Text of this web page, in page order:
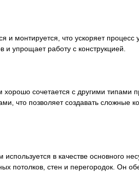
и монтируется, что ускоряет процесс
и упрощает работу с конструкцией.
сочетается с другими типами
что позволяет создавать сложные
в качестве основного
потолков, стен и перегородок. Он